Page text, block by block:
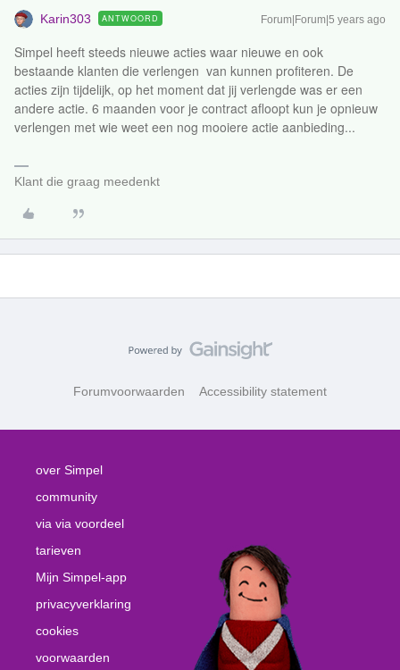
Karin303 ANTWOORD Forum|Forum|5 years ago
Simpel heeft steeds nieuwe acties waar nieuwe en ook
bestaande klanten die verlengen van kunnen profiteren. De
acties zijn tijdelijk, op het moment dat jij verlengde was er een
andere actie. 6 maanden voor je contract afloopt kun je opnieuw
verlengen met wie weet een nog mooiere actie aanbieding...
Klant die graag meedenkt
Forumvoorwaarden Accessibility statement
over Simpel
community
via via voordeel
tarieven
Mijn Simpel-app
privacyverklaring
cookies
voorwaarden